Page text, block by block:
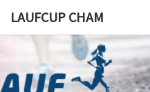
content
LAUFCUP CHAM